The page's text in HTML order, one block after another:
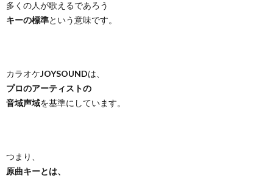
多くの人が歌えるであろう
キーの標準という意味です。
カラオケJOYSOUNDは、
プロのアーティストの
音域声域を基準にしています。
つまり、
原曲キーとは、